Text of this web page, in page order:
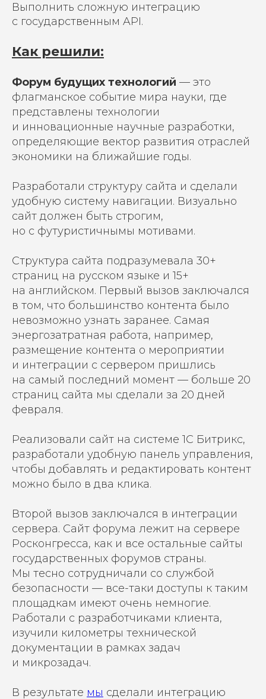
Выполнить сложную интеграцию
с государственным API.
Как решили:
Форум будущих технологий — это
флагманское событие мира науки, где
представлены технологии
и инновационные научные разработки,
определяющие вектор развития отраслей
экономики на ближайшие годы.
Разработали структуру сайта и сделали
удобную систему навигации. Визуально
сайт должен быть строгим,
но с футуристичнымы мотивами.
Структура сайта подразумевала 30+
страниц на русском языке и 15+
на английском. Первый вызов заключался
в том, что большинство контента было
невозможно узнать заранее. Самая
энергозатратная работа, например,
размещение контента о мероприятии
и интеграции с сервером пришлись
на самый последний момент — больше 20
страниц сайта мы сделали за 20 дней
февраля.
Реализовали сайт на системе 1С Битрикс,
разработали удобную панель управления,
чтобы добавлять и редактировать контент
можно было в два клика.
Второй вызов заключался в интеграции
сервера. Сайт форума лежит на сервере
Росконгресса, как и все остальные сайты
государственных форумов страны.
Мы тесно сотрудничали со службой
безопасности — все-таки доступы к таким
площадкам имеют очень немногие.
Работали с разработчиками клиента,
изучили километры технической
документации в рамках задач
и микрозадач.
В результате мы сделали интеграцию